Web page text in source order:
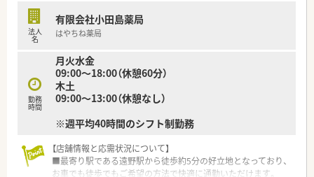
法人
名
有限会社小田島薬局
はやちね薬局
勤務
時間
月火水金
09:00～18:00（休憩60分）
木土
09:00～13:00（休憩なし）
※週平均40時間のシフト制勤務
【店舗情報と応需状況について】
■最寄り駅である遠野駅から徒歩約5分の好立地となっており、
お車でも徒歩でもご希望の方法で快適に通勤いただけます。